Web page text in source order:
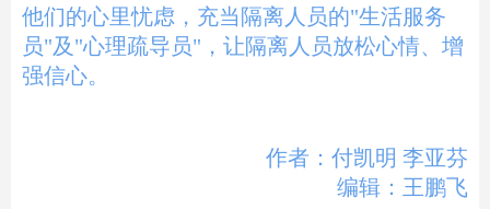
他们的心里忧虑，充当隔离人员的"生活服务
员"及"心理疏导员"，让隔离人员放松心情、增
强信心。
作者：付凯明 李亚芬
编辑：王鹏飞